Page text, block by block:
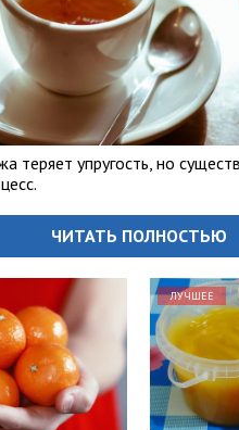
теряет упругость, но
ЧИТАТЬ ПОЛНОСТЬЮ
ЛУЧШЕЕ